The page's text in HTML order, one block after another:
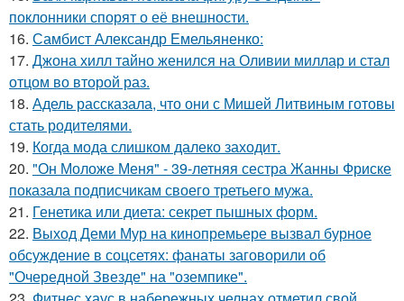
поклонники спорят о её внешности.
16. Самбист Александр Емельяненко:
17. Джона хилл тайно женился на Оливии миллар и стал
отцом во второй раз.
18. Адель рассказала, что они с Мишей Литвиным готовы
стать родителями.
19. Когда мода слишком далеко заходит.
20. "Он Моложе Меня" - 39-летняя сестра Жанны Фриске
показала подписчикам своего третьего мужа.
21. Генетика или диета: секрет пышных форм.
22. Выход Деми Мур на кинопремьере вызвал бурное
обсуждение в соцсетях: фанаты заговорили об
"Очередной Звезде" на "оземпике".